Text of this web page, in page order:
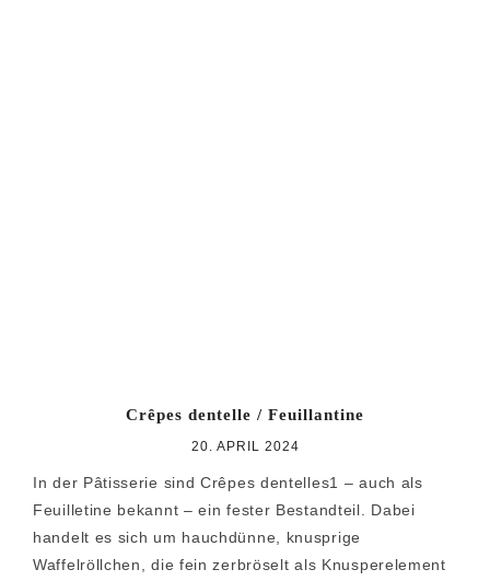
Crêpes dentelle / Feuillantine
20. APRIL 2024
In der Pâtisserie sind Crêpes dentelles1 – auch als
Feuilletine bekannt – ein fester Bestandteil. Dabei
handelt es sich um hauchdünne, knusprige
Waffelröllchen, die fein zerbröselt als Knusperelement